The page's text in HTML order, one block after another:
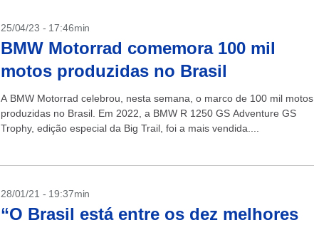
25/04/23 - 17:46min
BMW Motorrad comemora 100 mil
motos produzidas no Brasil
A BMW Motorrad celebrou, nesta semana, o marco de 100 mil motos
produzidas no Brasil. Em 2022, a BMW R 1250 GS Adventure GS
Trophy, edição especial da Big Trail, foi a mais vendida....
28/01/21 - 19:37min
“O Brasil está entre os dez melhores